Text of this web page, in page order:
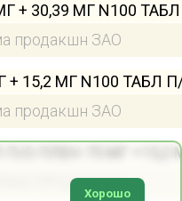
+ 30,39 МГ N100
продакшн ЗАО
15,2 МГ N100
продакшн ЗАО
О ПЛЕН 75 МГ +15,2
ПРОДАКШН
Хорошо